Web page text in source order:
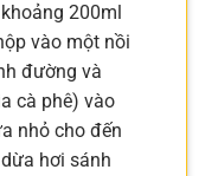
200ml
vào một nồi
đường và
cà phê) vào
nhỏ cho đến
hơi sánh